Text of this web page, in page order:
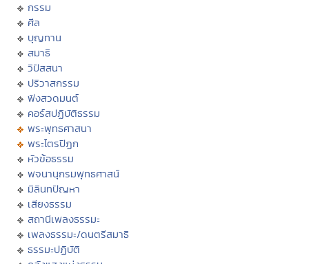
กรรม
ศีล
บุญทาน
สมาธิ
วิปัสสนา
ปริวาสกรรม
ฟังสวดมนต์
คอร์สปฏิบัติธรรม
พระพุทธศาสนา
พระไตรปิฏก
หัวข้อธรรม
พจนานุกรมพุทธศาสน์
มิลินทปัญหา
เสียงธรรม
สถานีเพลงธรรมะ
เพลงธรรมะ/ดนตรีสมาธิ
ธรรมะปฏิบัติ